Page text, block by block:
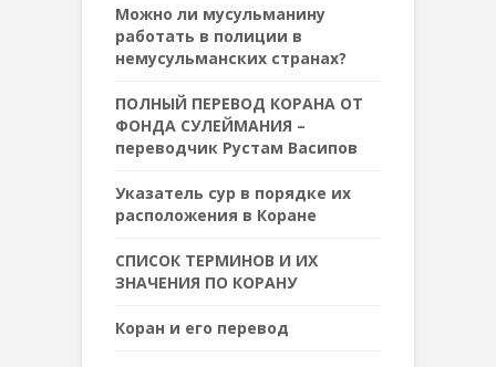
Можно ли мусульманину
работать в полиции в
немусульманских странах?
ПОЛНЫЙ ПЕРЕВОД КОРАНА ОТ
ФОНДА СУЛЕЙМАНИЯ –
переводчик Рустам Васипов
Указатель сур в порядке их
расположения в Коране
СПИСОК ТЕРМИНОВ И ИХ
ЗНАЧЕНИЯ ПО КОРАНУ
Коран и его перевод